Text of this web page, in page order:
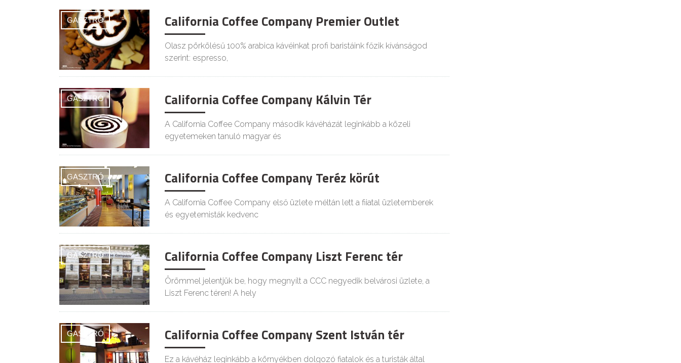
GASZTRÓ California Coffee Company Premier Outlet
Olasz pörkölésű 100% arabica kávéinkat profi baristáink főzik kívánságod
szerint: espresso,
GASZTRÓ California Coffee Company Kálvin Tér
A California Coffee Company második kávéházát leginkább a közeli
egyetemeken tanuló magyar és
GASZTRÓ California Coffee Company Teréz körút
A California Coffee Company első üzlete méltán lett a fiiatal üzletemberek
és egyetemisták kedvenc
GASZTRÓ California Coffee Company Liszt Ferenc tér
Örömmel jelentjük be, hogy megnyílt a CCC negyedik belvárosi üzlete, a
Liszt Ferenc téren! A hely
GASZTRÓ California Coffee Company Szent István tér
Ez a kávéház leginkább a környékben dolgozó fiatalok és a turisták által